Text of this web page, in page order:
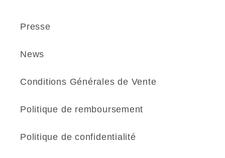
Presse
News
Conditions Générales de Vente
Politique de remboursement
Politique de confidentialité